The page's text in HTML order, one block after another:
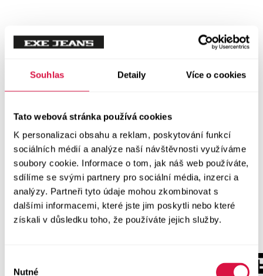
Souhlas Detaily Více o cookies
Tato webová stránka používá cookies
K personalizaci obsahu a reklam, poskytování funkcí
sociálních médií a analýze naší návštěvnosti využíváme
soubory cookie. Informace o tom, jak náš web používáte,
sdílíme se svými partnery pro sociální média, inzerci a
analýzy. Partneři tyto údaje mohou zkombinovat s
dalšími informacemi, které jste jim poskytli nebo které
získali v důsledku toho, že používáte jejich služby.
Nutné